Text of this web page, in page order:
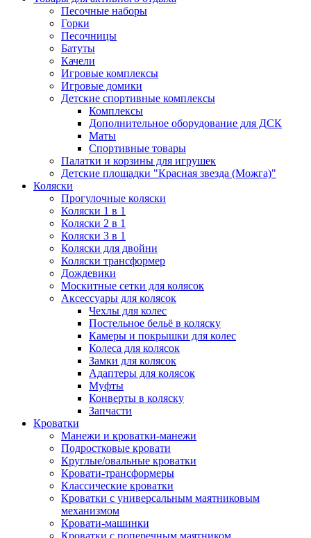
Песочные наборы
Горки
Песочницы
Батуты
Качели
Игровые комплексы
Игровые домики
Детские спортивные комплексы
Комплексы
Дополнительное оборудование для ДСК
Маты
Спортивные товары
Палатки и корзины для игрушек
Детские площадки "Красная звезда (Можга)"
Коляски
Прогулочные коляски
Коляски 1 в 1
Коляски 2 в 1
Коляски 3 в 1
Коляски для двойни
Коляски трансформер
Дождевики
Москитные сетки для колясок
Аксессуары для колясок
Чехлы для колес
Постельное бельё в коляску
Камеры и покрышки для колес
Колеса для колясок
Замки для колясок
Адаптеры для колясок
Муфты
Конверты в коляску
Запчасти
Кроватки
Манежи и кроватки-манежи
Подростковые кровати
Круглые/овальные кроватки
Кровати-трансформеры
Классические кроватки
Кроватки с универсальным маятниковым
механизмом
Кровати-машинки
Кроватки с поперечным маятником